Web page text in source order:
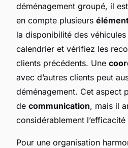
déménagement groupé, il
en compte plusieurs
la disponibilité des
calendrier et vérifiez les
clients précédents. Une
avec d’autres clients peut
déménagement. Cet aspect
de communication, mais il
considérablement
Pour une organisation